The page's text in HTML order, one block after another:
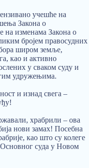
учешће на
Закона о
на изменама Закона о
бројем правосудних
широм земље,
као и активно
у сваком суду и
удружењима.
и изнад свега –
храбрили – ова
нови замах! Посебна
као што су колеге
суда у Новом